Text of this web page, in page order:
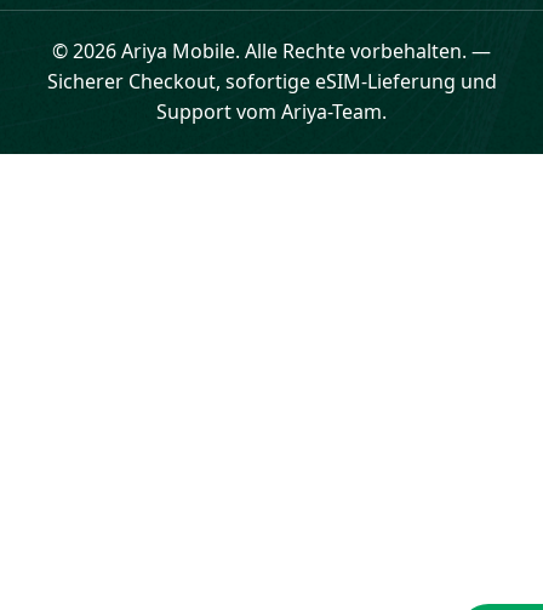
© 2026 Ariya Mobile. Alle Rechte vorbehalten. —
Sicherer Checkout, sofortige eSIM-Lieferung und
Support vom Ariya-Team.